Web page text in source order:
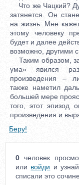
Что же Чацкий?
затянется. Он
на жизнь. Мне
этому человеку
будет и далее
возможно, другими
Таким образом,
ума» явился
произведения –
также наметил
большей мере
того, этот эпизод
произведения и
Беру!
0 человек
или войди и
списали это